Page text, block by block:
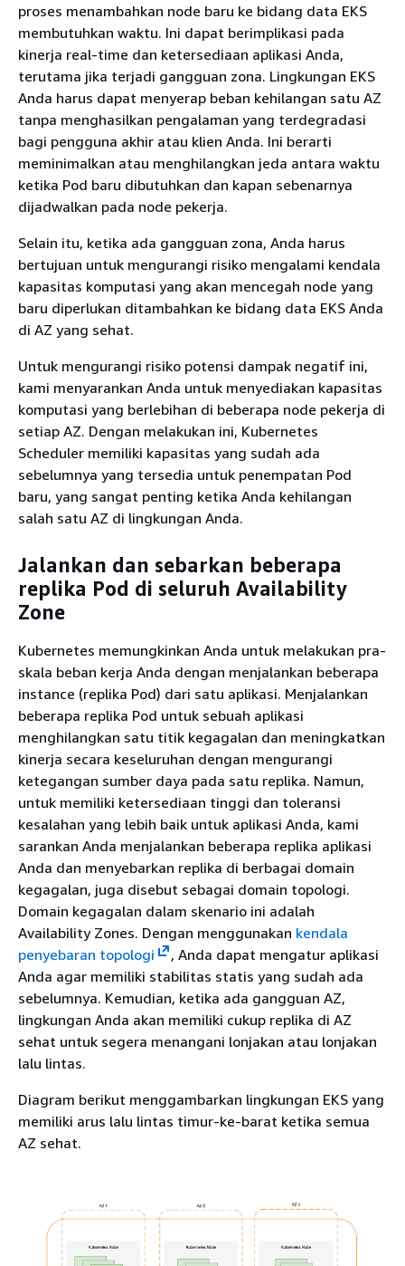
proses menambahkan node baru ke bidang data EKS
membutuhkan waktu. Ini dapat berimplikasi pada
kinerja real-time dan ketersediaan aplikasi Anda,
terutama jika terjadi gangguan zona. Lingkungan EKS
Anda harus dapat menyerap beban kehilangan satu AZ
tanpa menghasilkan pengalaman yang terdegradasi
bagi pengguna akhir atau klien Anda. Ini berarti
meminimalkan atau menghilangkan jeda antara waktu
ketika Pod baru dibutuhkan dan kapan sebenarnya
dijadwalkan pada node pekerja.
Selain itu, ketika ada gangguan zona, Anda harus
bertujuan untuk mengurangi risiko mengalami kendala
kapasitas komputasi yang akan mencegah node yang
baru diperlukan ditambahkan ke bidang data EKS Anda
di AZ yang sehat.
Untuk mengurangi risiko potensi dampak negatif ini,
kami menyarankan Anda untuk menyediakan kapasitas
komputasi yang berlebihan di beberapa node pekerja di
setiap AZ. Dengan melakukan ini, Kubernetes
Scheduler memiliki kapasitas yang sudah ada
sebelumnya yang tersedia untuk penempatan Pod
baru, yang sangat penting ketika Anda kehilangan
salah satu AZ di lingkungan Anda.
Jalankan dan sebarkan beberapa
replika Pod di seluruh Availability
Zone
Kubernetes memungkinkan Anda untuk melakukan pra-
skala beban kerja Anda dengan menjalankan beberapa
instance (replika Pod) dari satu aplikasi. Menjalankan
beberapa replika Pod untuk sebuah aplikasi
menghilangkan satu titik kegagalan dan meningkatkan
kinerja secara keseluruhan dengan mengurangi
ketegangan sumber daya pada satu replika. Namun,
untuk memiliki ketersediaan tinggi dan toleransi
kesalahan yang lebih baik untuk aplikasi Anda, kami
sarankan Anda menjalankan beberapa replika aplikasi
Anda dan menyebarkan replika di berbagai domain
kegagalan, juga disebut sebagai domain topologi.
Domain kegagalan dalam skenario ini adalah
Availability Zones. Dengan menggunakan kendala
penyebaran topologi
, Anda dapat mengatur aplikasi
Anda agar memiliki stabilitas statis yang sudah ada
sebelumnya. Kemudian, ketika ada gangguan AZ,
lingkungan Anda akan memiliki cukup replika di AZ
sehat untuk segera menangani lonjakan atau lonjakan
lalu lintas.
Diagram berikut menggambarkan lingkungan EKS yang
memiliki arus lalu lintas timur-ke-barat ketika semua
AZ sehat.